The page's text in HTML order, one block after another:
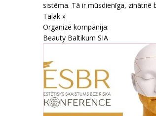
sistēma. Tā ir mūsdienīga, zinātnē
Tālāk »
Organizē kompānija:
Beauty Baltikum SIA